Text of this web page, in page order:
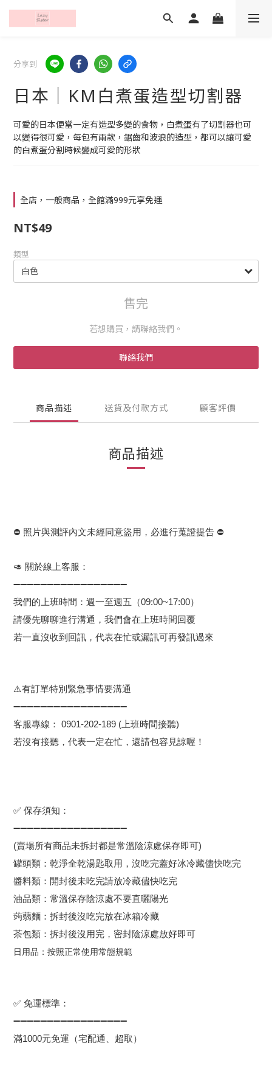
分享到
日本｜KM白煮蛋造型切割器
可愛的日本便當一定有造型多變的食物，白煮蛋有了切割器也可
以變得很可愛，每包有兩款，鋸齒和波浪的造型，都可以讓可愛
的白煮蛋分割時候變成可愛的形狀
全店，一般商品，全館滿999元享免運
NT$49
類型
售完
若想購買，請聯絡我們。
聯絡我們
商品描述 送貨及付款方式 顧客評價
商品描述
⛔️ 照片與測評內文未經同意盜用，必進行蒐證提告 ⛔️
🥑 關於線上客服：
➖➖➖➖➖➖➖➖➖➖➖➖➖➖➖➖➖
我們的上班時間：週一至週五（09:00~17:00）
請優先聊聊進行溝通，我們會在上班時間回覆
若一直沒收到回訊，代表在忙或漏訊可再發訊過來
⚠️有訂單特別緊急事情要溝通
➖➖➖➖➖➖➖➖➖➖➖➖➖➖➖➖➖
客服專線： 0901-202-189 (上班時間接聽)
若沒有接聽，代表一定在忙，還請包容見諒喔！
✅ 保存須知：
➖➖➖➖➖➖➖➖➖➖➖➖➖➖➖➖➖
(賣場所有商品未拆封都是常溫陰涼處保存即可)
罐頭類：乾淨全乾湯匙取用，沒吃完蓋好冰冷藏儘快吃完
醬料類：開封後未吃完請放冷藏儘快吃完
油品類：常溫保存陰涼處不要直曬陽光
蒟蒻麵：拆封後沒吃完放在冰箱冷藏
茶包類：拆封後沒用完，密封陰涼處放好即可
日用品：按照正常使用常態規範
✅ 免運標準：
➖➖➖➖➖➖➖➖➖➖➖➖➖➖➖➖➖
滿1000元免運（宅配通、超取）